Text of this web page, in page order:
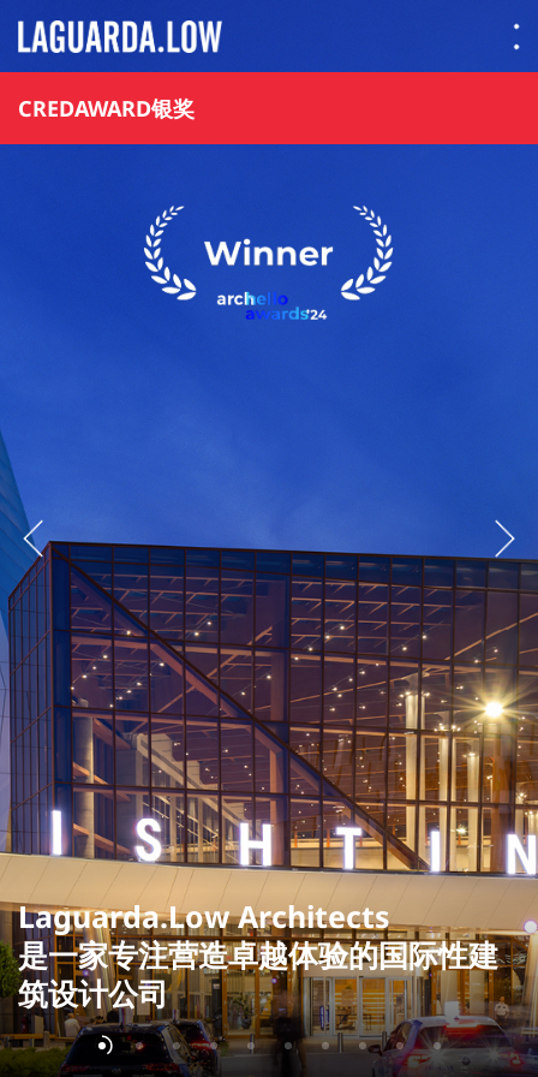
CREDAWARD银奖
Laguarda.Low Architects
是一家专注营造卓越体验的国际性建
筑设计公司